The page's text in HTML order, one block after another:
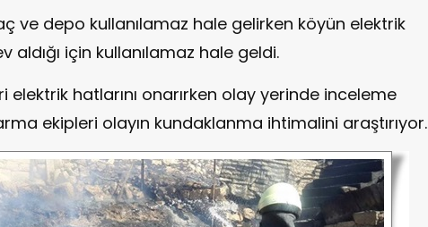
ve depo kullanılamaz hale gelirken köyün elektrik
aldığı için kullanılamaz hale geldi.
elektrik hatlarını onarırken olay yerinde inceleme
ekipleri olayın kundaklanma ihtimalini araştırıyor.